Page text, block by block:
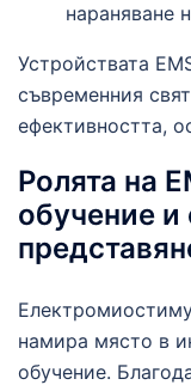
нараняване
Устройствата
съвременния
ефективността,
Ролята на
обучение и
намира място в
обучение.